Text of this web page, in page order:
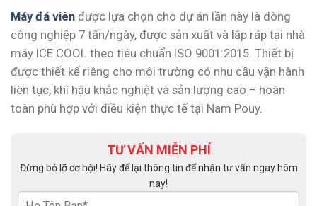
Máy đá viên được lựa chọn cho dự án lần này là dòng
công nghiệp 7 tấn/ngày, được sản xuất và lắp ráp tại nhà
máy ICE COOL theo tiêu chuẩn ISO 9001:2015. Thiết bị
được thiết kế riêng cho môi trường có nhu cầu vận hành
liên tục, khí hậu khắc nghiệt và sản lượng cao – hoàn
toàn phù hợp với điều kiện thực tế tại Nam Pouy.
TƯ VẤN MIỄN PHÍ
Đừng bỏ lỡ cơ hội! Hãy để lại thông tin để nhận tư vấn ngay hôm
nay!